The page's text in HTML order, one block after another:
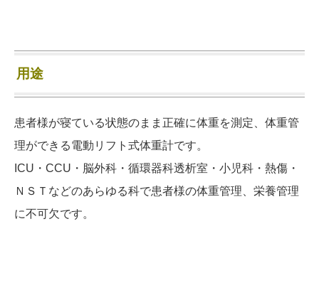
用途
患者様が寝ている状態のまま正確に体重を測定、体重管
理ができる電動リフト式体重計です。
ICU・CCU・脳外科・循環器科透析室・小児科・熱傷・
ＮＳＴなどのあらゆる科で患者様の体重管理、栄養管理
に不可欠です。